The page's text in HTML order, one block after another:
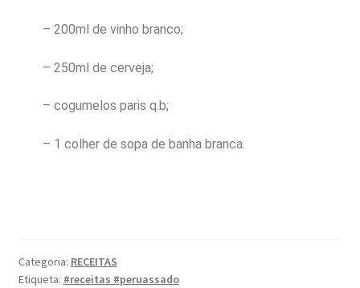
– 200ml de vinho branco;
– 250ml de cerveja;
– cogumelos paris q.b;
– 1 colher de sopa de banha branca.
Categoria: RECEITAS
Etiqueta: #receitas #peruassado